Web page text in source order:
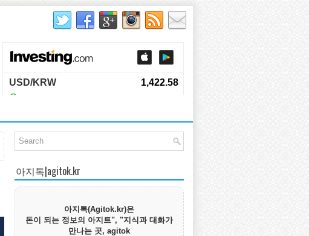
아지톡|agitok.kr
아지톡(Agitok.kr)은
돈이 되는 정보의 아지트", "지식과 대화가
만나는 곳, agitok